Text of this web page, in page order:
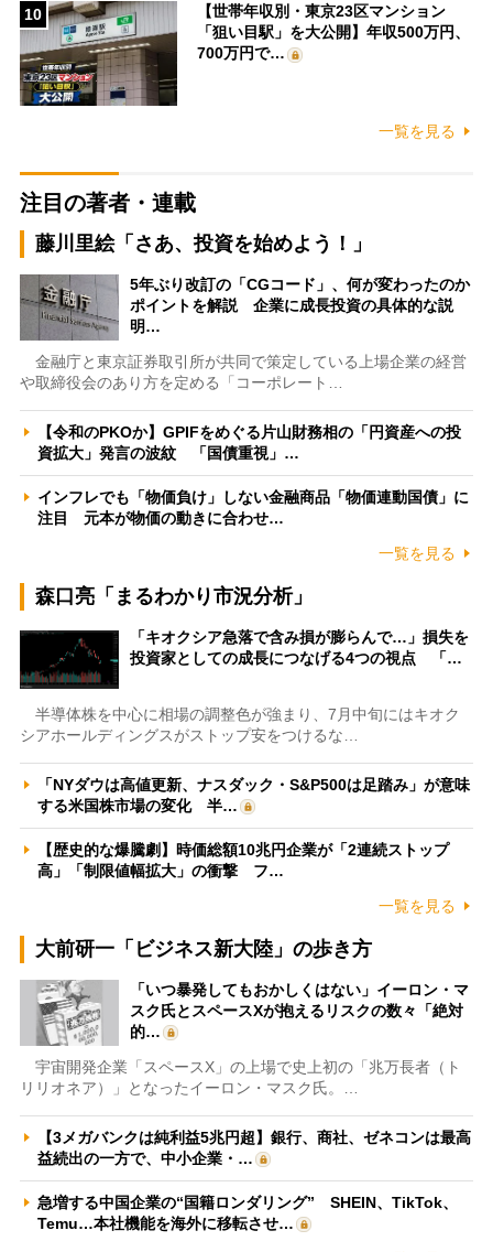
10
【世帯年収別・東京23区マンション
「狙い目駅」を大公開】年収500万円、
700万円で…
一覧を見る
注目の著者・連載
藤川里絵「さあ、投資を始めよう！」
5年ぶり改訂の「CGコード」、何が変わったのか
ポイントを解説 企業に成長投資の具体的な説
明…
金融庁と東京証券取引所が共同で策定している上場企業の経営
や取締役会のあり方を定める「コーポレート…
【令和のPKOか】GPIFをめぐる片山財務相の「円資産への投
資拡大」発言の波紋 「国債重視」…
インフレでも「物価負け」しない金融商品「物価連動国債」に
注目 元本が物価の動きに合わせ…
一覧を見る
森口亮「まるわかり市況分析」
「キオクシア急落で含み損が膨らんで…」損失を
投資家としての成長につなげる4つの視点 「…
半導体株を中心に相場の調整色が強まり、7月中旬にはキオク
シアホールディングスがストップ安をつけるな…
「NYダウは高値更新、ナスダック・S&P500は足踏み」が意味
する米国株市場の変化 半…
【歴史的な爆騰劇】時価総額10兆円企業が「2連続ストップ
高」「制限値幅拡大」の衝撃 フ…
一覧を見る
大前研一「ビジネス新大陸」の歩き方
「いつ暴発してもおかしくはない」イーロン・マ
スク氏とスペースXが抱えるリスクの数々「絶対
的…
宇宙開発企業「スペースX」の上場で史上初の「兆万長者（ト
リリオネア）」となったイーロン・マスク氏。…
【3メガバンクは純利益5兆円超】銀行、商社、ゼネコンは最高
益続出の一方で、中小企業・…
急増する中国企業の“国籍ロンダリング” SHEIN、TikTok、
Temu…本社機能を海外に移転させ…